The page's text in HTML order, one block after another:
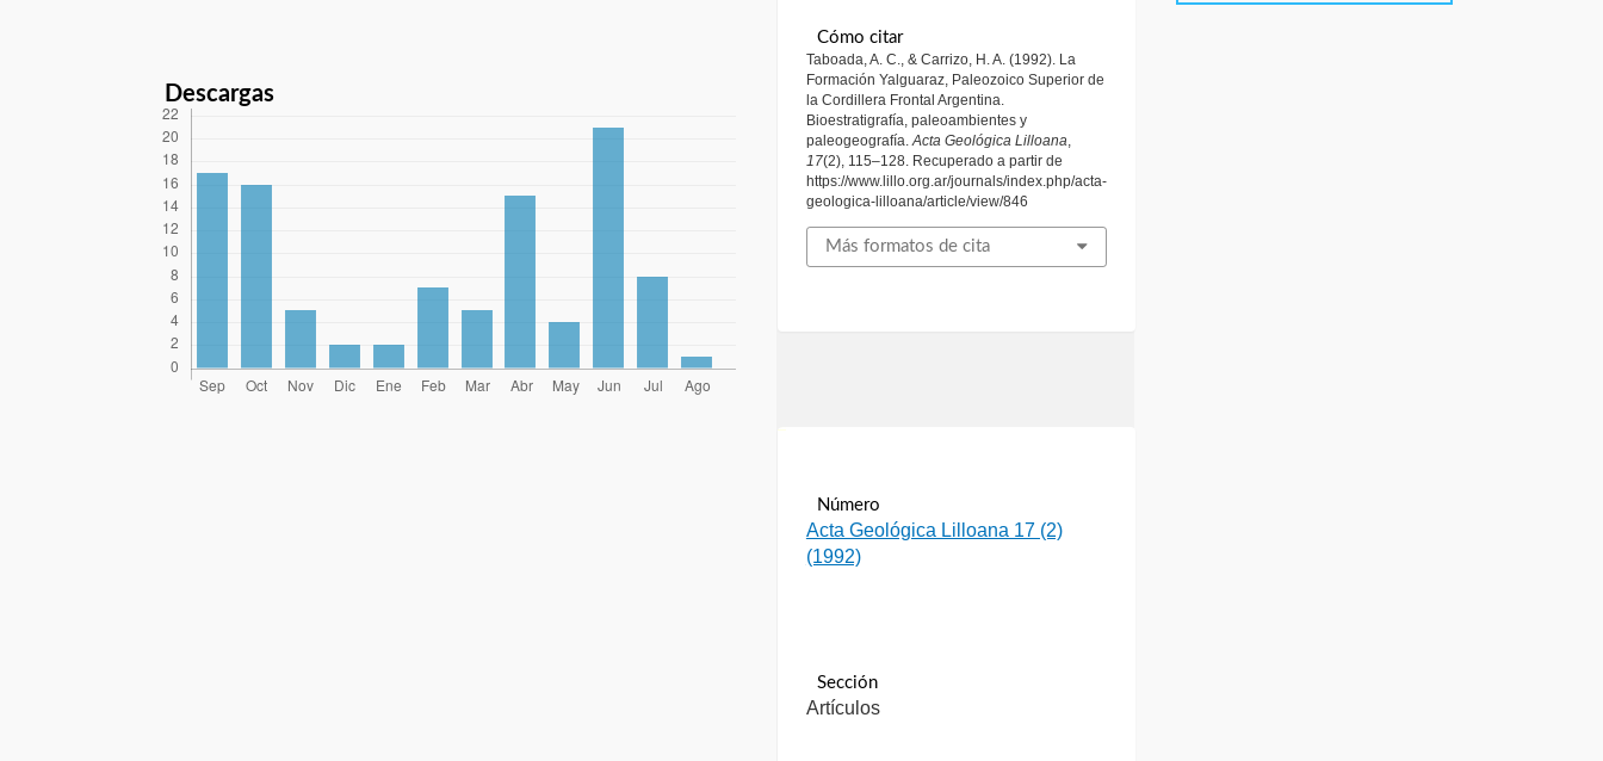
Descargas
Cómo citar
Taboada, A. C., & Carrizo, H. A. (1992). La
Formación Yalguaraz, Paleozoico Superior de
la Cordillera Frontal Argentina.
Bioestratigrafía, paleoambientes y
paleogeografía.Acta Geológica Lilloana,
17(2), 115–128. Recuperado a partir de
https://www.lillo.org.ar/journals/index.php/acta-
geologica-lilloana/article/view/846
Más formatos de cita
Número
Acta Geológica Lilloana 17 (2)
(1992)
Sección
Artículos